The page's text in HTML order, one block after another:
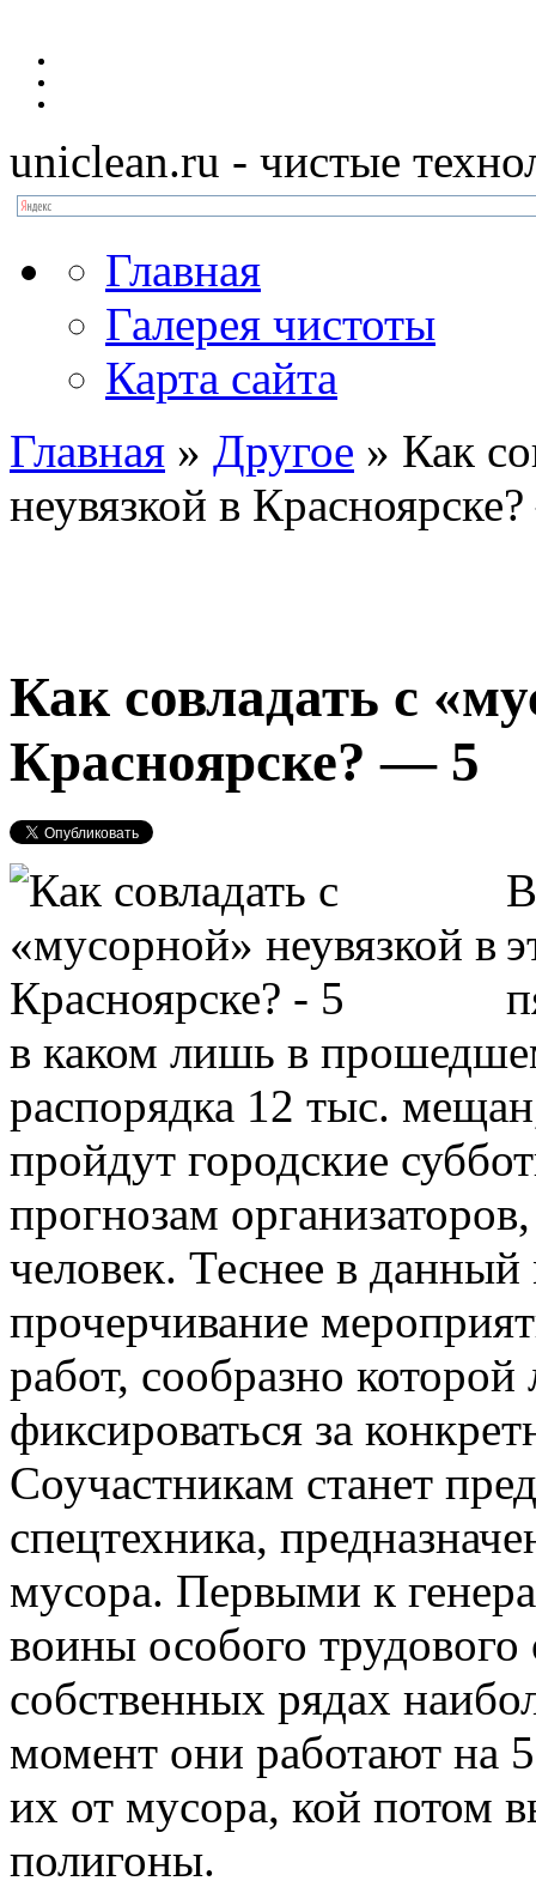
uniclean.ru - чистые
Главная
Галерея чистоты
Карта сайта
Главная » Другое » Как
неувязкой в
Как совладать с
Красноярске? — 5
в каком лишь в
распорядка 12 тыс.
пройдут городские
прогнозам
человек. Теснее в
прочерчивание
работ, сообразно
фиксироваться за
Соучастникам станет
спецтехника,
мусора. Первыми к
воины особого
собственных рядах
момент они работают на
их от мусора, кой потом
полигоны.